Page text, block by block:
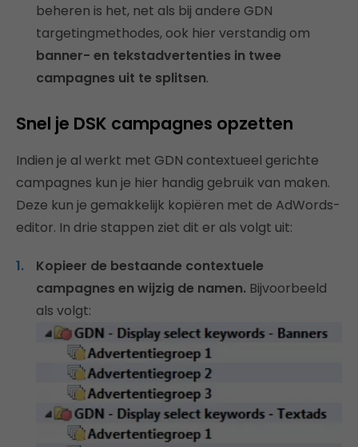
beheren is het, net als bij andere GDN
targetingmethodes, ook hier verstandig om
banner- en tekstadvertenties in twee
campagnes uit te splitsen.
Snel je DSK campagnes opzetten
Indien je al werkt met GDN contextueel gerichte
campagnes kun je hier handig gebruik van maken.
Deze kun je gemakkelijk kopiëren met de AdWords-
editor. In drie stappen ziet dit er als volgt uit:
Kopieer de bestaande contextuele
campagnes en wijzig de namen. Bijvoorbeeld
als volgt: